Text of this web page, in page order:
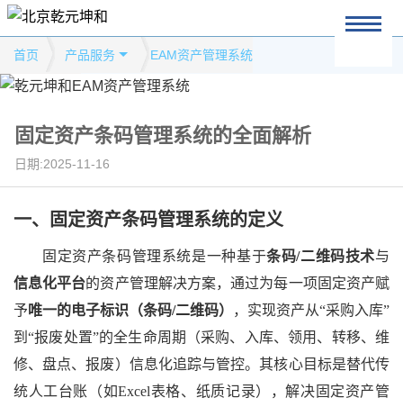
首页 产品服务 EAM资产管理系统
固定资产条码管理系统的全面解析
日期:2025-11-16
一、 固定资产条码管理系统的定义
固定资产条码管理系统是一种基于条码/二维码技术与
信息化平台的资产管理解决方案，通过为每一项固定资产赋
予 唯一的电子标识（条码/二维码） ，实现资产从“采购入库”
到“报废处置”的全生命周期（采购、入库、领用、转移、维
修、盘点、报废）信息化追踪与管控。其核心目标是替代传
统人工台账（如Excel表格、纸质记录），解决固定资产管